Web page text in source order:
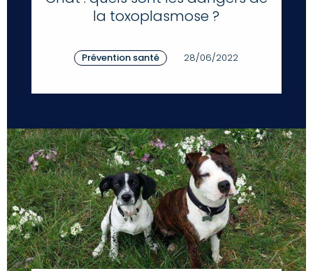
la toxoplasmose ?
Prévention santé 28/06/2022